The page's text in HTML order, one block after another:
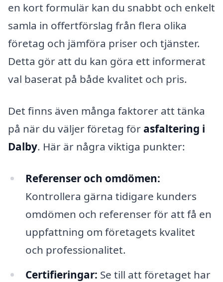
en kort formulär kan du snabbt och enkelt
samla in offertförslag från flera olika
företag och jämföra priser och tjänster.
Detta gör att du kan göra ett informerat
val baserat på både kvalitet och pris.
Det finns även många faktorer att tänka
på när du väljer företag för asfaltering i
Dalby. Här är några viktiga punkter:
Referenser och omdömen:
Kontrollera gärna tidigare kunders
omdömen och referenser för att få en
uppfattning om företagets kvalitet
och professionalitet.
Certifieringar: Se till att företaget har